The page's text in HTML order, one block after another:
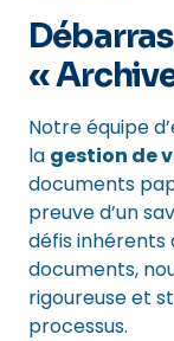
«
Notre équipe
la gestion de
documents
preuve d’un
défis inhérents
documents,
rigoureuse et
processus.